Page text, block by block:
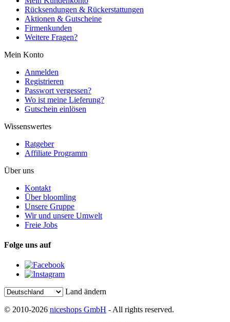
Rücksendungen & Rückerstattungen
Aktionen & Gutscheine
Firmenkunden
Weitere Fragen?
Mein Konto
Anmelden
Registrieren
Passwort vergessen?
Wo ist meine Lieferung?
Gutschein einlösen
Wissenswertes
Ratgeber
Affiliate Programm
Über uns
Kontakt
Über bloomling
Unsere Gruppe
Wir und unsere Umwelt
Freie Jobs
Folge uns auf
Land ändern
© 2010-2026 niceshops GmbH - All rights reserved.